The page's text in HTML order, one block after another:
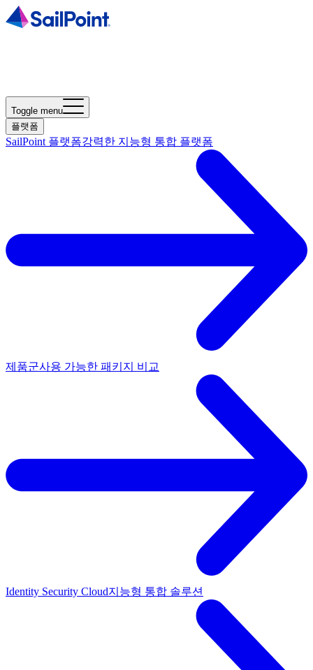
Toggle menu
플랫폼
SailPoint 플랫폼강력한 지능형 통합 플랫폼
제품군사용 가능한 패키지 비교
Identity Security Cloud지능형 통합 솔루션